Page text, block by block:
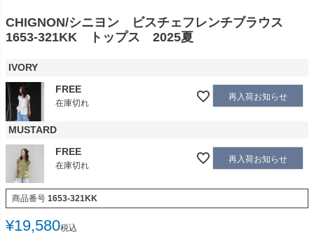
CHIGNON/シニヨン ビスチェフレンチブラウス
1653-321KK トップス 2025夏
IVORY
FREE
在庫切れ
再入荷お知らせ
MUSTARD
FREE
在庫切れ
再入荷お知らせ
商品番号 1653-321KK
¥19,580税込